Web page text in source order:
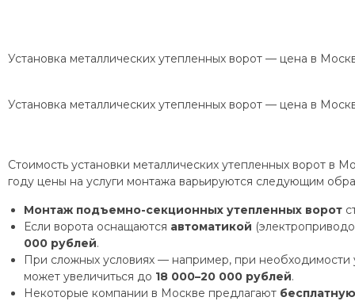
Установка металлических утепленных ворот — цена в
Установка металлических утепленных ворот — цена в
Стоимость установки металлических утепленных ворот в
году цены на услуги монтажа варьируются следующим
Монтаж подъемно-секционных утепленных ворот
Если ворота оснащаются автоматикой
000 рублей.
При сложных условиях — например, при
может увеличиться до 18 000–20 000 рублей.
Некоторые компании в Москве предлагают